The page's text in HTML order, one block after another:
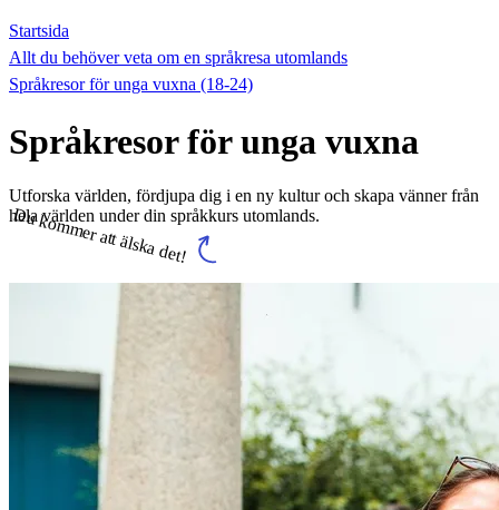
Startsida
Allt du behöver veta om en språkresa utomlands
Språkresor för unga vuxna (18-24)
Språkresor för unga vuxna
Utforska världen, fördjupa dig i en ny kultur och skapa vänner från
hela världen under din språkkurs utomlands.
Du kommer att älska det!